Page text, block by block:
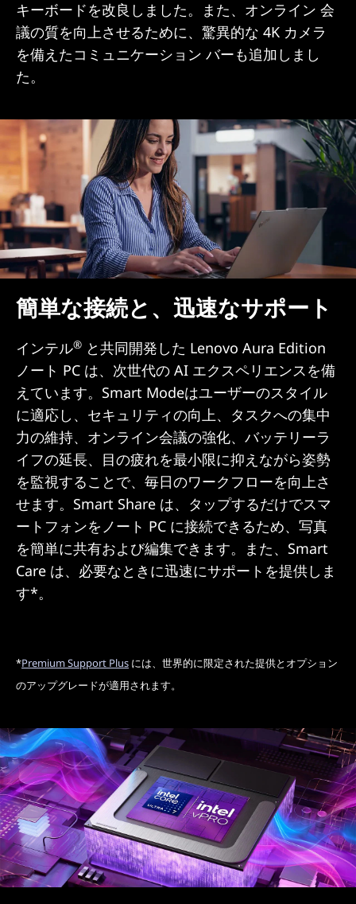
キーボードを改良しました。また、オンライン 会
議の質を向上させるために、驚異的な 4K カメラ
を備えたコミュニケーション バーも追加しまし
た。
簡単な接続と、迅速なサポート
インテル® と共同開発した Lenovo Aura Edition
ノート PC は、次世代の AI エクスペリエンスを備
えています。Smart Modeはユーザーのスタイル
に適応し、セキュリティの向上、タスクへの集中
力の維持、オンライン会議の強化、バッテリーラ
イフの延長、目の疲れを最小限に抑えながら姿勢
を監視することで、毎日のワークフローを向上さ
せます。Smart Share は、タップするだけでスマ
ートフォンをノート PC に接続できるため、写真
を簡単に共有および編集できます。また、Smart
Care は、必要なときに迅速にサポートを提供しま
す*。
*Premium Support Plus には、世界的に限定された提供とオプション
のアップグレードが適用されます。